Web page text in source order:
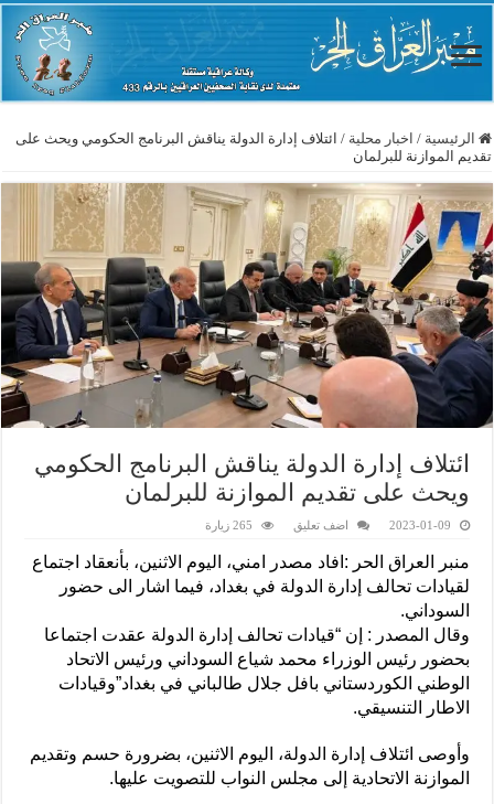
الرئيسية / اخبار محلية / ائتلاف إدارة الدولة يناقش البرنامج الحكومي ويحث على
تقديم الموازنة للبرلمان
ائتلاف إدارة الدولة يناقش البرنامج الحكومي
ويحث على تقديم الموازنة للبرلمان
2023-01-09 اضف تعليق 265 زيارة
منبر العراق الحر :افاد مصدر امني، اليوم الاثنين، بأنعقاد اجتماع
لقيادات تحالف إدارة الدولة في بغداد، فيما اشار الى حضور
السوداني.
وقال المصدر : إن “قيادات تحالف إدارة الدولة عقدت اجتماعا
بحضور رئيس الوزراء محمد شياع السوداني ورئيس الاتحاد
الوطني الكوردستاني بافل جلال طالباني في بغداد”وقيادات
الاطار التنسيقي.
وأوصى ائتلاف إدارة الدولة، اليوم الاثنين، بضرورة حسم وتقديم
الموازنة الاتحادية إلى مجلس النواب للتصويت عليها.